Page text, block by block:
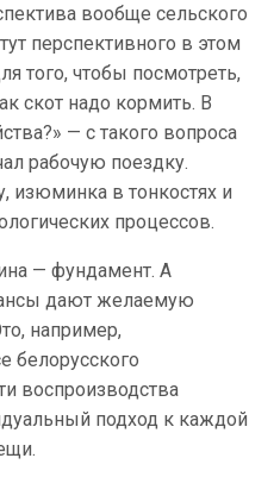
вообще сельского
перспективного в этом
того, чтобы посмотреть,
скот надо кормить. В
— с такого вопроса
рабочую поездку.
изюминка в тонкостях и
процессов.
— фундамент. А
дают желаемую
например,
белорусского
воспроизводства
подход к каждой